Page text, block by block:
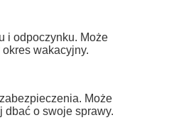
i odpoczynku. Może
wakacyjny.
Może
dbać o swoje sprawy.